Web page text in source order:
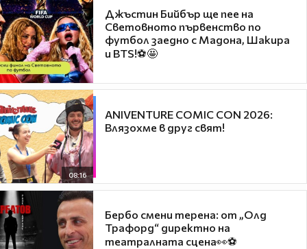
Джъстин Бийбър ще пее на
Световното първенство по
футбол заедно с Мадона, Шакира
и BTS!⚽🤩
08:16
ANIVENTURE COMIC CON 2026:
Влязохме в друг свят!
Бербо смени терена: от „Олд
Трафорд“ директно на
театралната сцена👀⚽